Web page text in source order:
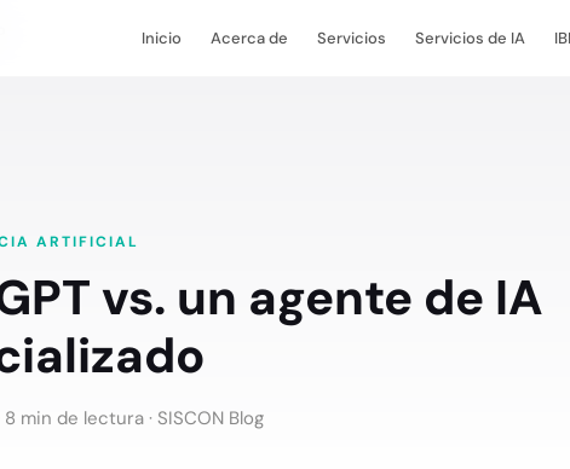
Inicio Acerca de Servicios Servicios de IA
ARTIFICIAL
vs. un agente de IA
8 min de lectura · SISCON Blog